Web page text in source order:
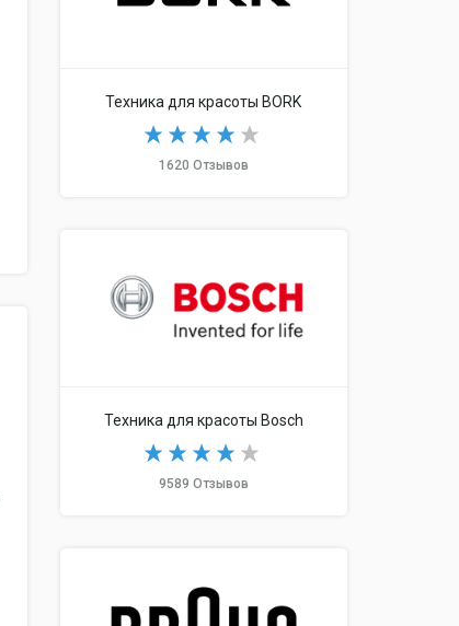
Техника для красоты BORK
1620 Отзывов
Техника для красоты Bosch
9589 Отзывов